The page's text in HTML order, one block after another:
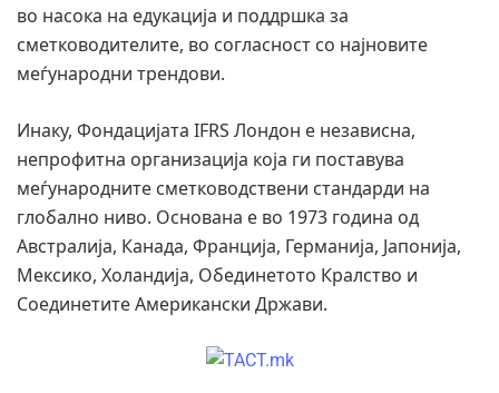
во насока на едукација и поддршка за
сметководителите, во согласност со најновите
меѓународни трендови.
Инаку, Фондацијата IFRS Лондон е независна,
непрофитна организација која ги поставува
меѓународните сметководствени стандарди на
глобално ниво. Основана е во 1973 година од
Австралија, Канада, Франција, Германија, Јапонија,
Мексико, Холандија, Обединетото Кралство и
Соединетите Американски Држави.